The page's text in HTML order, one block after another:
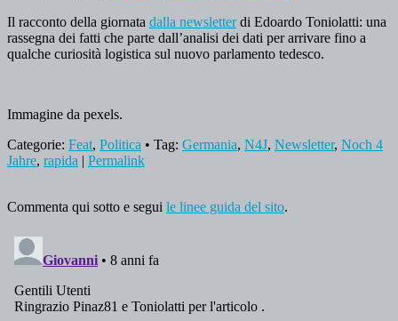
Il racconto della giornata dalla newsletterdi Edoardo Toniolatti: una
rassegna dei fatti che parte dall’analisi dei dati per arrivare fino a
qualche curiosità logistica sul nuovo parlamento tedesco.
Immagine da pexels.
Categorie: Feat, Politica • Tag: Germania, N4J, Newsletter, Noch 4
Jahre, rapida | Permalink
Commenta qui sotto e segui le linee guida del sito.